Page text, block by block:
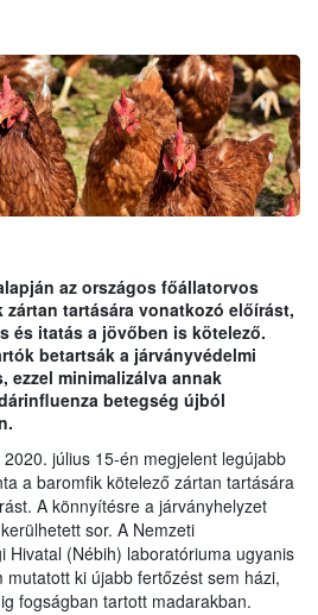
az országos főállatorvos
tartására vonatkozó előírást,
és itatás a jövőben is kötelező.
betartsák a járványvédelmi
ezzel minimalizálva annak
betegség újból
július 15-én megjelent legújabb
a baromfik kötelező zártan tartására
A könnyítésre a járványhelyzet
sor. A Nemzeti
Hivatal (Nébih) laboratóriuma ugyanis
ki újabb fertőzést sem házi,
fogságban tartott madarakban.